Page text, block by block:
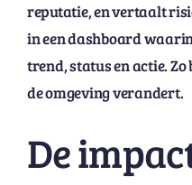
reputatie, en vertaalt
in een dashboard
trend, status en actie.
de omgeving verandert.
De